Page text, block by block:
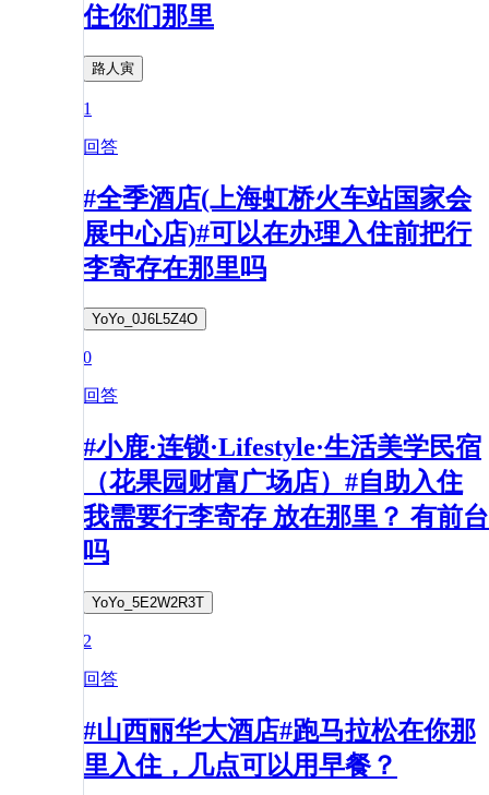
住你们那里
路人寅
1
回答
#全季酒店(上海虹桥火车站国家会
展中心店)#可以在办理入住前把行
李寄存在那里吗
YoYo_0J6L5Z4O
0
回答
#小鹿·连锁·Lifestyle·生活美学民宿
（花果园财富广场店）#自助入住
我需要行李寄存 放在那里？ 有前台
吗
YoYo_5E2W2R3T
2
回答
#山西丽华大酒店#跑马拉松在你那
里入住，几点可以用早餐？